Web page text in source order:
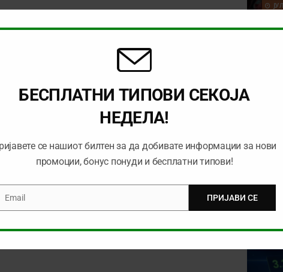
for the next time I comment.
БЕСПЛАТНИ ТИПОВИ СЕКОЈА
НЕДЕЛА!
се нашиот билтен за да добивате информации за нови
промоции, бонус понуди и бесплатни типови!
Email ПРИЈАВИ СЕ